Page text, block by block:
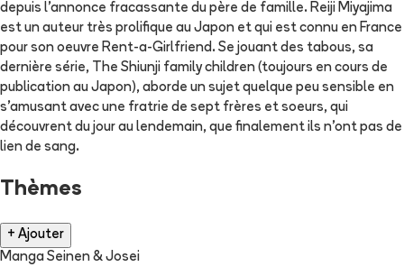
depuis l'annonce fracassante du père de famille. Reiji Miyajima
est un auteur très prolifique au Japon et qui est connu en France
pour son oeuvre Rent-a-Girlfriend. Se jouant des tabous, sa
dernière série, The Shiunji family children (toujours en cours de
publication au Japon), aborde un sujet quelque peu sensible en
s'amusant avec une fratrie de sept frères et soeurs, qui
découvrent du jour au lendemain, que finalement ils n'ont pas de
lien de sang.
Thèmes
+ Ajouter
Manga Seinen & Josei